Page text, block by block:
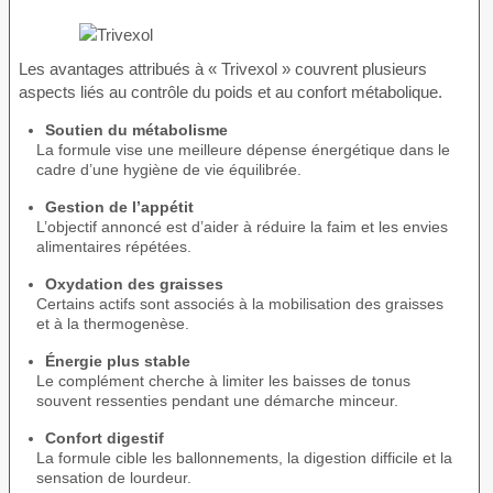
Les avantages attribués à « Trivexol » couvrent plusieurs
aspects liés au contrôle du poids et au confort métabolique.
Soutien du métabolisme
La formule vise une meilleure dépense énergétique dans le
cadre d’une hygiène de vie équilibrée.
Gestion de l’appétit
L’objectif annoncé est d’aider à réduire la faim et les envies
alimentaires répétées.
Oxydation des graisses
Certains actifs sont associés à la mobilisation des graisses
et à la thermogenèse.
Énergie plus stable
Le complément cherche à limiter les baisses de tonus
souvent ressenties pendant une démarche minceur.
Confort digestif
La formule cible les ballonnements, la digestion difficile et la
sensation de lourdeur.